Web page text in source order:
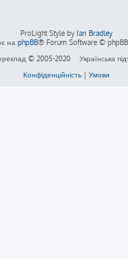
ProLight Style by Ian Bradley
на phpBB® Forum Software ©
© 2005-2020
Українська
Конфіденційність| Умови